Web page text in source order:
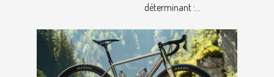
déterminant :...